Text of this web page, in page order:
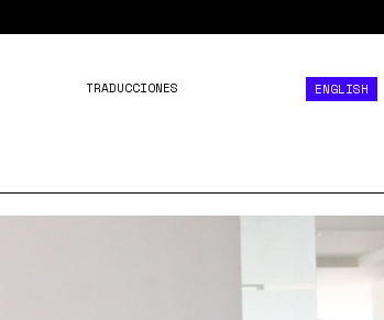
TRADUCCIONES ENGLISH